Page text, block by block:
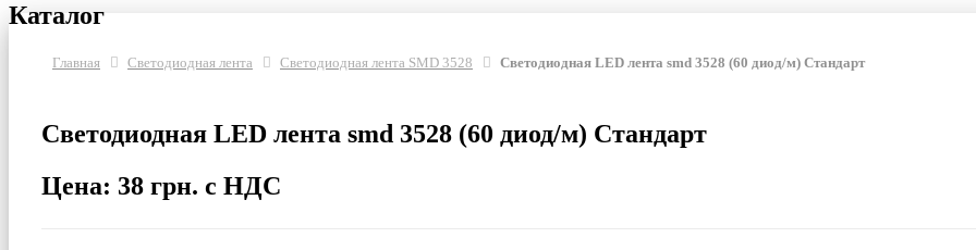
Каталог
Главная Светодиодная лента Светодиодная лента SMD 3528 Светодиодная LED лента smd 3528 (60 диод/м) Стандарт
Светодиодная LED лента smd 3528 (60 диод/м) Стандарт
Цена: 38 грн. с НДС